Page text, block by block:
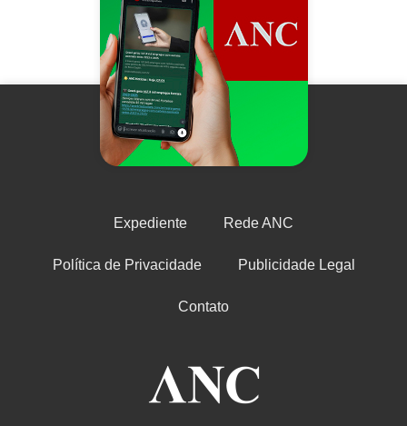
Expediente Rede ANC
Política de Privacidade Publicidade Legal
Contato